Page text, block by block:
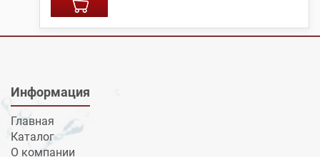
Информация
Главная
Каталог
О компании